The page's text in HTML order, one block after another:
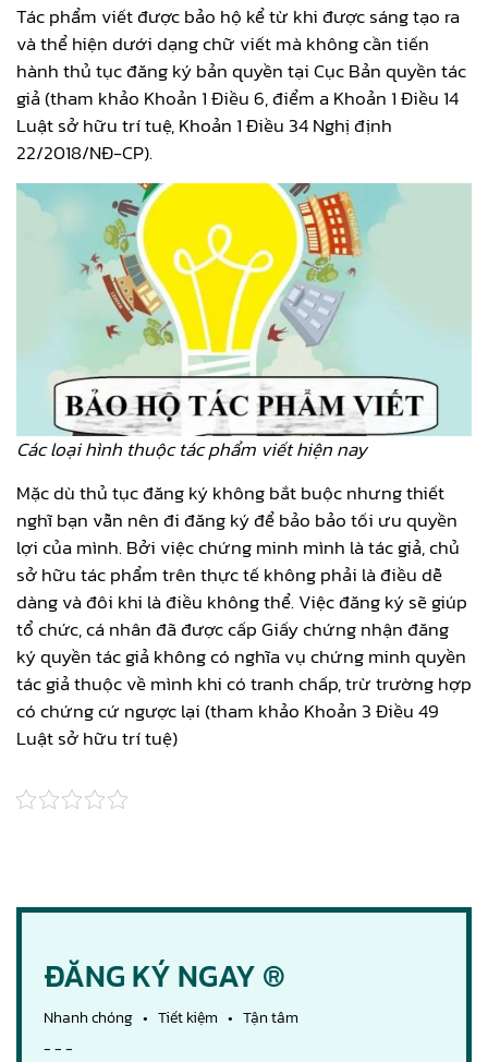
Tác phẩm viết được bảo hộ kể từ khi được sáng tạo ra
và thể hiện dưới dạng chữ viết mà không cần tiến
hành thủ tục đăng ký bản quyền tại Cục Bản quyền tác
giả (tham khảo Khoản 1 Điều 6, điểm a Khoản 1 Điều 14
Luật sở hữu trí tuệ, Khoản 1 Điều 34 Nghị định
22/2018/NĐ-CP).
Các loại hình thuộc tác phẩm viết hiện nay
Mặc dù thủ tục đăng ký không bắt buộc nhưng thiết
nghĩ bạn vẫn nên đi đăng ký để bảo bảo tối ưu quyền
lợi của mình. Bởi việc chứng minh mình là tác giả, chủ
sở hữu tác phẩm trên thực tế không phải là điều dễ
dàng và đôi khi là điều không thể. Việc đăng ký sẽ giúp
tổ chức, cá nhân đã được cấp Giấy chứng nhận đăng
ký quyền tác giả không có nghĩa vụ chứng minh quyền
tác giả thuộc về mình khi có tranh chấp, trừ trường hợp
có chứng cứ ngược lại (tham khảo Khoản 3 Điều 49
Luật sở hữu trí tuệ)
ĐĂNG KÝ NGAY ®
Nhanh chóng • Tiết kiệm • Tận tâm
- - -